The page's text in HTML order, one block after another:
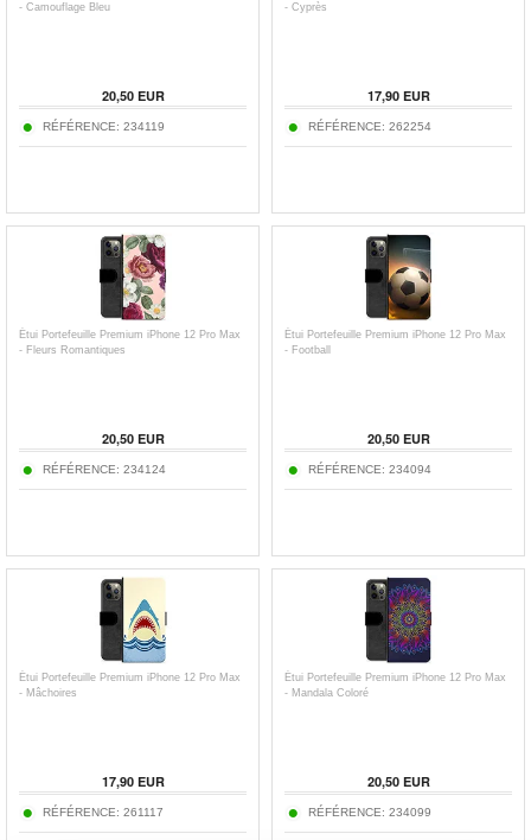
- Camouflage Bleu
20,50EUR
RÉFÉRENCE: 234119
- Cyprès
17,90EUR
RÉFÉRENCE: 262254
Étui Portefeuille Premium iPhone 12 Pro Max
- Fleurs Romantiques
20,50EUR
RÉFÉRENCE: 234124
Étui Portefeuille Premium iPhone 12 Pro Max
- Football
20,50EUR
RÉFÉRENCE: 234094
Étui Portefeuille Premium iPhone 12 Pro Max
- Mâchoires
17,90EUR
RÉFÉRENCE: 261117
Étui Portefeuille Premium iPhone 12 Pro Max
- Mandala Coloré
20,50EUR
RÉFÉRENCE: 234099